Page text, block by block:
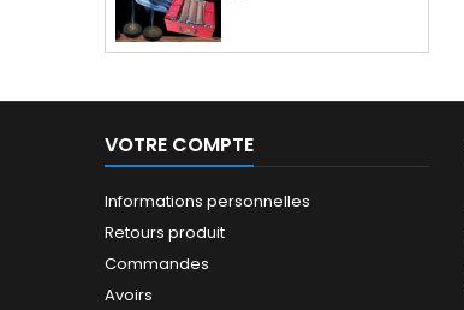
VOTRE COMPTE
Informations personnelles
Retours produit
Commandes
Avoirs